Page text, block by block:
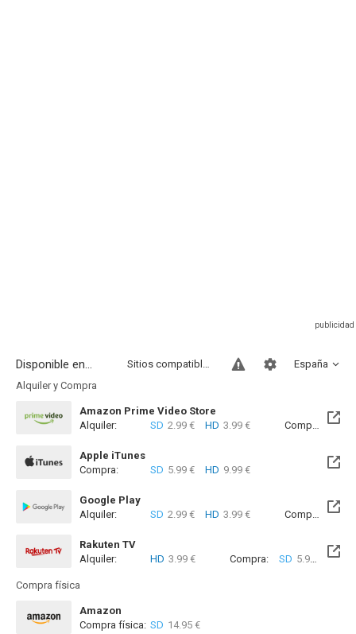
Disponible en... España
Sitios compatibles
Alquiler y Compra
Amazon Prime Video Store
Alquiler:
SD 2.99 € HD 3.99 € Compra: SD
Apple iTunes
Compra:
SD 5.99 € HD 9.99 €
Google Play
Alquiler:
SD 2.99 € HD 3.99 € Compra: SD
Rakuten TV
Alquiler:
HD 3.99 € Compra: SD 5.99 € HD
Compra física
Amazon
Compra física: SD 14.95 €